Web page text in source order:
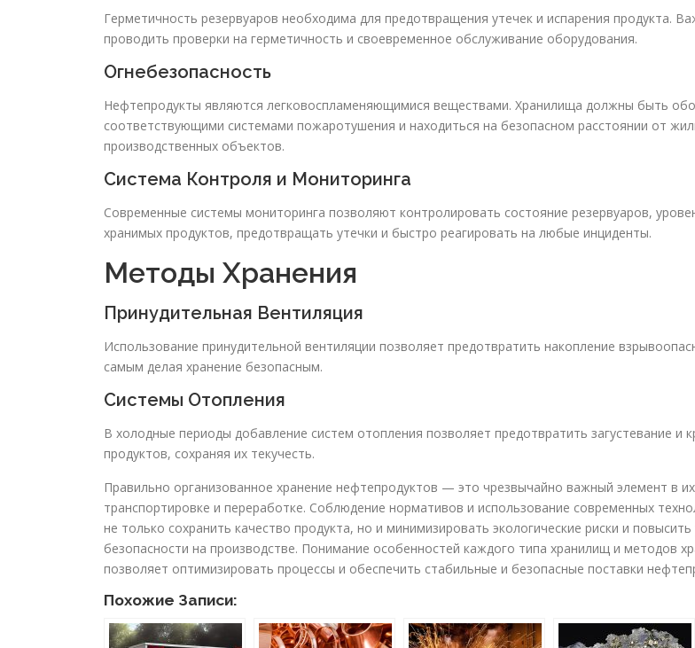
Герметичность резервуаров необходима для предотвращения утечек и испарения продукта.
проводить проверки на герметичность и своевременное обслуживание оборудования.
Огнебезопасность
Нефтепродукты являются легковоспламеняющимися веществами. Хранилища должны быть
соответствующими системами пожаротушения и находиться на безопасном расстоянии от
производственных объектов.
Система Контроля и Мониторинга
Современные системы мониторинга позволяют контролировать состояние резервуаров,
хранимых продуктов, предотвращать утечки и быстро реагировать на любые инциденты.
Методы Хранения
Принудительная Вентиляция
Использование принудительной вентиляции позволяет предотвратить накопление
самым делая хранение безопасным.
Системы Отопления
В холодные периоды добавление систем отопления позволяет предотвратить загустевание и
продуктов, сохраняя их текучесть.
Правильно организованное хранение нефтепродуктов — это чрезвычайно важный элемент в их
транспортировке и переработке. Соблюдение нормативов и использование современных
не только сохранить качество продукта, но и минимизировать экологические риски и повысить
безопасности на производстве. Понимание особенностей каждого типа хранилищ и методов
позволяет оптимизировать процессы и обеспечить стабильные и безопасные поставки
Похожие Записи: